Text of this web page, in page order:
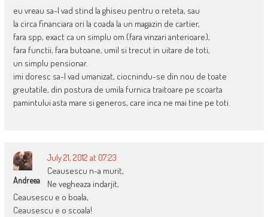
eu vreau sa-l vad stind la ghiseu pentru o reteta, sau
la circa financiara ori la coada la un magazin de cartier,
fara spp, exact ca un simplu om (fara vinzari anterioare),
fara functii, fara butoane, umil si trecut in uitare de toti,
un simplu pensionar.
imi doresc sa-l vad umanizat, ciocnindu-se din nou de toate
greutatile, din postura de umila furnica traitoare pe scoarta
pamintului asta mare si generos, care inca ne mai tine pe toti.
Andreea
July 21, 2012 at 07:23
Ceausescu n-a murit,
Ne vegheaza indarjit,
Ceausescu e o boala,
Ceausescu e o scoala!